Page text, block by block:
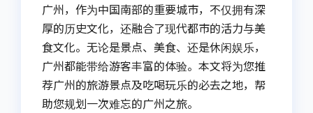
广州，作为中国南部的重要城市，不仅拥有深
厚的历史文化，还融合了现代都市的活力与美
食文化。无论是景点、美食、还是休闲娱乐，
广州都能带给游客丰富的体验。本文将为您推
荐广州的旅游景点及吃喝玩乐的必去之地，帮
助您规划一次难忘的广州之旅。